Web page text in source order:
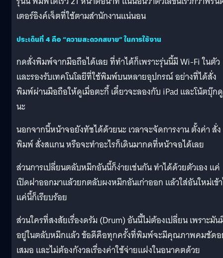
เตอร์อิงค์เจ็ตที่ใช้ตามสำนักงานแน่นอน
ประเด็นที่ 4 คือ “ความสะดวกสบาย” ในการใช้งาน
กดสั่งพิมพ์จากมือถือได้เลย ที่ทำได้ก็เพราะรุ่นนี้มี Wi-Fi ในตัว
และรองรับเทคโนโลยีที่ใช้พิมพ์บนหลายอุปกรณ์ อย่างที่ได้สั่ง
พิมพ์ผ่านมือถือให้ดูเมื่อตะกี้ เดี๋ยวจะลองกับ iPad และโน้ตบุ๊กดู
นะ
นอกจากนี้หน้าจอยังทัชได้ด้วยนะ เวลาจะจัดการงาน ตั้งค่า สั่ง
พิมพ์ สั่งสแกน หรือจะทำอะไรก็เดินมากดที่หน้าจอได้เลย
ส่วนการเปลี่ยนตลับหมึกอันนี้ก็ง่ายเช่นกัน ทำได้ด้วยตัวเอง แค่
เปิดฝาออกมาแล้วยกตลับผงหมึกอันเก่าออก แล้วใส่อันใหม่เข้
แค่นี้ก็เรียบร้อย
ส่วนใครที่สงสัยเรื่องดรัม (Drum) อันนี้ไม่ต้องเปลี่ยน เพราะมัน
อยู่ในตลับหมึกแล้ว ข้อดีคือทุกครั้งที่พิมพ์จะมีคุณภาพคมชัด
เสมอ และไม่ต้องกังวลเรื่องค่าใช้จ่ายแฝงในอนาคตด้วย